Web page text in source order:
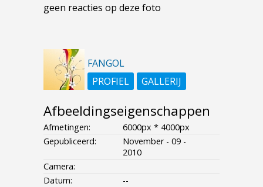
geen reacties op deze foto
FANGOL
PROFIEL
GALLERIJ
Afbeeldingseigenschappen
Afmetingen:
6000px * 4000px
Gepubliceerd:
November - 09 -
2010
Camera:
Datum:
--